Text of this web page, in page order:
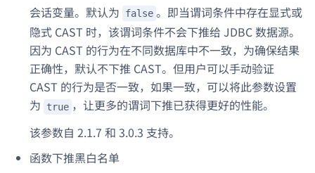
会话变量。默认为 false 。即当谓词条件中存在显式或
隐式 CAST 时，该谓词条件不会下推给 JDBC 数据源。
因为 CAST 的行为在不同数据库中不一致，为确保结果
正确性，默认不下推 CAST。但用户可以手动验证
CAST 的行为是否一致，如果一致，可以将此参数设置
为
true ，让更多的谓词下推已获得更好的性能。
该参数自 2.1.7 和 3.0.3 支持。
函数下推黑白名单